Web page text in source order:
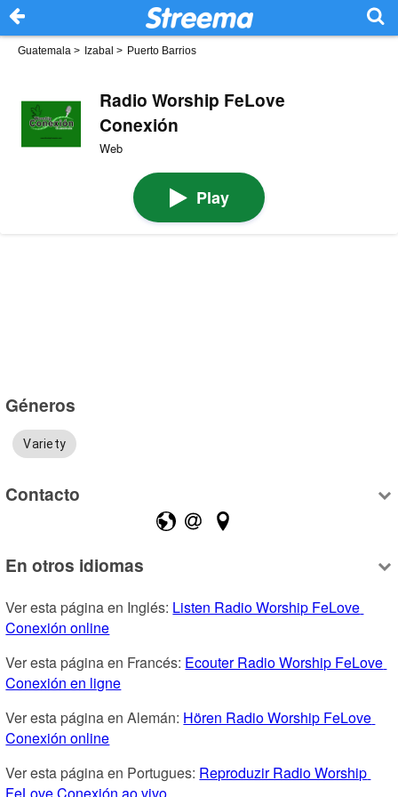
Guatemala > Izabal > Puerto Barrios
Radio Worship FeLove
Conexión
Web
Play
Géneros
Variety
Contacto
En otros idiomas
Ver esta página en Inglés: Listen Radio Worship FeLove
Conexión online
Ver esta página en Francés: Ecouter Radio Worship FeLove
Conexión en ligne
Ver esta página en Alemán: Hören Radio Worship FeLove
Conexión online
Ver esta página en Portugues: Reproduzir Radio Worship
FeLove Conexión ao vivo